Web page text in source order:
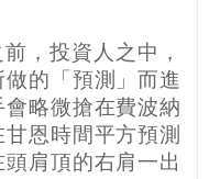
，投資人之中，
的「預測」而進
略微搶在費波納
恩時間平方預測
肩頂的右肩一出